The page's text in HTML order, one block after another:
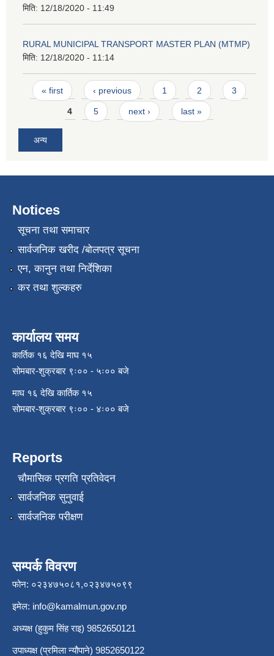
मिति: 12/18/2020 - 11:49
RURAL MUNICIPAL TRANSPORT MASTER PLAN (MTMP)
मिति: 12/18/2020 - 11:14
Pages
« first ‹ previous 1 2 3
4 5 next › last »
अन्य
Notices
सूचना तथा समाचार
सार्वजनिक खरीद /बोलपत्र सूचना
एन, कानुन तथा निर्देशिका
कर तथा शुल्कहरु
कार्यालय समय
कार्तिक १६ देखि माघ १५
सोमबार-शुक्रबार ९ः०० - ५ः०० बजे
माघ १६ देखि कार्तिक १५
सोमबार-शुक्रबार ९ः०० - ४ः०० बजे
Reports
चौमासिक प्रगति प्रतिवेदन
सार्वजनिक सुनुवाई
सार्वजनिक परीक्षण
सम्पर्क विवरण
फोन: ०२३४७५०८१,०२३४७५०९९
इमेल: info@kamalmun.gov.np
अध्यक्ष (हुकुम सिंह राइ) 9852650121
उपाध्यक्ष (प्रमिला न्यौपाने) 9852650122